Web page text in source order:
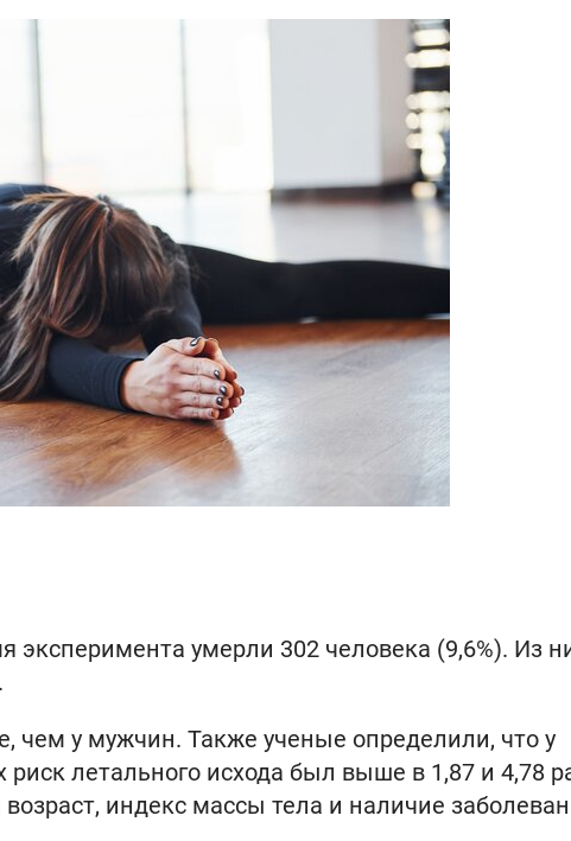
эксперимента умерли 302 человека (9,6%). Из
у мужчин. Также ученые определили, что у
летального исхода был выше в 1,87 и 4,78
индекс массы тела и наличие